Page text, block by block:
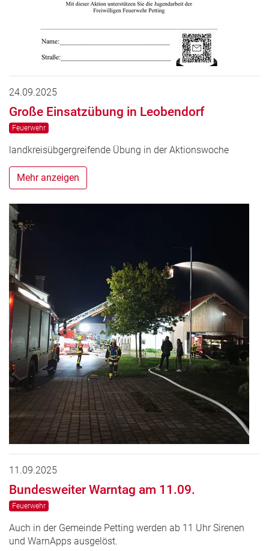
24.09.2025
Große Einsatzübung in Leobendorf
Feuerwehr
landkreisübgergreifende Übung in der Aktionswoche
Mehr anzeigen
11.09.2025
Bundesweiter Warntag am 11.09.
Feuerwehr
Auch in der Gemeinde Petting werden ab 11 Uhr Sirenen
und WarnApps ausgelöst.